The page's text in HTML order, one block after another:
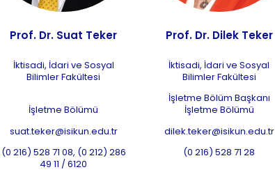
Prof. Dr. Suat Teker
İktisadi, İdari ve Sosyal
Bilimler Fakültesi
İşletme Bölümü
suat.teker@isikun.edu.tr
(0 216) 528 71 08, (0 212) 286
49 11 / 6120
Prof. Dr. Dilek Teker
İktisadi, İdari ve Sosyal
Bilimler Fakültesi
İşletme Bölüm Başkanı
İşletme Bölümü
dilek.teker@isikun.edu.tr
(0 216) 528 71 28